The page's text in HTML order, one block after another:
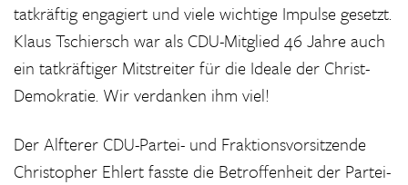
tatkräftig engagiert und viele wichtige Impulse gesetzt.
Klaus Tschiersch war als CDU-Mitglied 46 Jahre auch
ein tatkräftiger Mitstreiter für die Ideale der Christ-
Demokratie. Wir verdanken ihm viel!
Der Alfterer CDU-Partei- und Fraktionsvorsitzende
Christopher Ehlert fasste die Betroffenheit der Partei-